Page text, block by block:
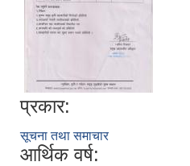
प्रकार:
सूचना तथा समाचार
आर्थिक वर्ष: